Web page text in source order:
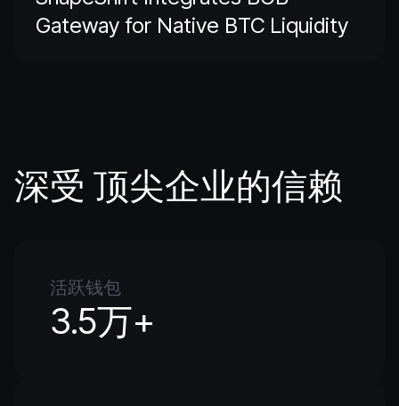
Gateway for Native BTC Liquidity
深受 顶尖企业的信赖
活跃钱包
3.5万+